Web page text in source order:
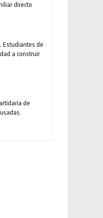
directo
Estudiantes de
a construir
de